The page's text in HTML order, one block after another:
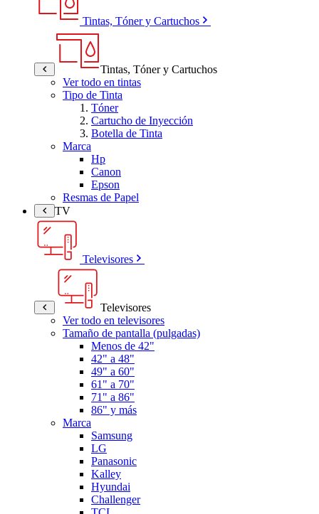
Tintas, Tóner y Cartuchos
Tintas, Tóner y Cartuchos
Ver todo en tintas
Tipo de Tinta
Tóner
Cartucho de Inyección
Botella de Tinta
Marca
Hp
Canon
Epson
Resmas de Papel
TV
Televisores
Televisores
Ver todo en televisores
Tamaño de pantalla (pulgadas)
Menos de 42"
42" a 48"
49" a 60"
61" a 70"
71" a 86"
86" y más
Marca
Samsung
LG
Panasonic
Kalley
Hyundai
Challenger